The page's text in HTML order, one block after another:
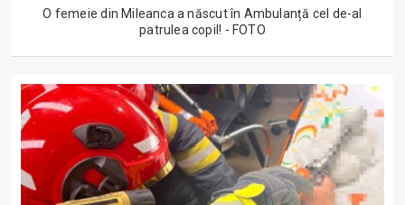
O femeie din Mileanca a născut în Ambulanță cel de-al
patrulea copil! - FOTO